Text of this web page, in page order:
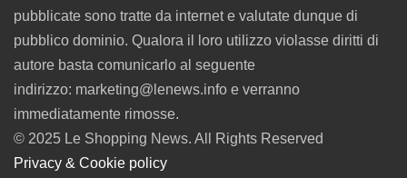
pubblicate sono tratte da internet e valutate dunque di
pubblico dominio. Qualora il loro utilizzo violasse diritti di
autore basta comunicarlo al seguente
indirizzo: marketing@lenews.info e verranno
immediatamente rimosse.
© 2025 Le Shopping News. All Rights Reserved
Privacy & Cookie policy